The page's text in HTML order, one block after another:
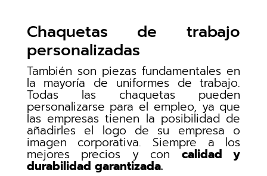
Chaquetas de trabajo
personalizadas
También son piezas fundamentales en
la mayoría de uniformes de trabajo.
Todas las chaquetas pueden
personalizarse para el empleo, ya que
las empresas tienen la posibilidad de
añadirles el logo de su empresa o
imagen corporativa. Siempre a los
mejores precios y concalidad y
durabilidad garantizada.